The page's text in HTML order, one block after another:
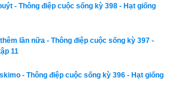
mỗi cuộc viếng thăm bà là một cuộc
đã chia sẻ với tôi mọi câu chuyện về mục
thăm một người bạn cũ, nhờ tôi mua
- Thông điệp cuộc sống kỳ 398 - Hạt giống
lần nữa - Thông điệp cuộc sống kỳ 397 -
11
- Thông điệp cuộc sống kỳ 396 - Hạt giống